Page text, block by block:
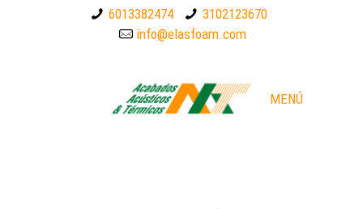
6013382474
3102123670
info@elasfoam.com
MENÚ